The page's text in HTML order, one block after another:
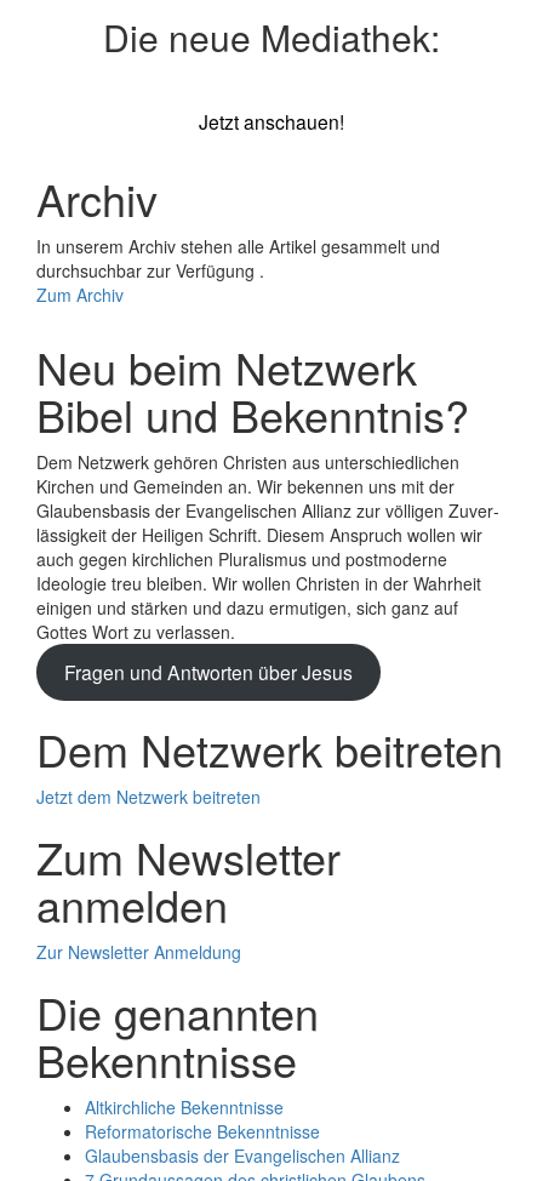
Die neue Mediathek:
Jetzt anschauen!
Archiv
In unserem Archiv stehen alle Artikel gesammelt und
durchsuchbar zur Verfügung .
Zum Archiv
Neu beim Netzwerk
Bibel und Bekenntnis?
Dem Netzwerk gehören Christen aus unterschiedlichen
Kirchen und Gemeinden an. Wir bekennen uns mit der
Glaubens­basis der Evange­lischen Allianz zur völligen Zuver­
lässigkeit der Heiligen Schrift. Diesem Anspruch wollen wir
auch gegen kirchlichen Plura­lismus und post­moderne
Ideologie treu bleiben. Wir wollen Christen in der Wahrheit
einigen und stärken und dazu ermutigen, sich ganz auf
Gottes Wort zu verlassen.
Fragen und Antworten über Jesus
Dem Netzwerk beitreten
Jetzt dem Netzwerk beitreten
Zum Newsletter
anmelden
Zur Newsletter Anmeldung
Die genannten
Bekenntnisse
Altkirchliche Bekenntnisse
Reformatorische Bekenntnisse
Glaubensbasis der Evangelischen Allianz